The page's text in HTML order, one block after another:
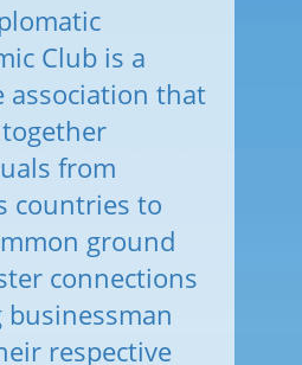
Club is a
association that
from
countries to
ground
connections
businessman
respective